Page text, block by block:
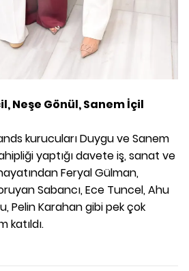
Neşe Gönül, Sanem İçil
kurucuları Duygu ve Sanem
yaptığı davete iş, sanat ve
Feryal Gülman,
Sabancı, Ece Tuncel, Ahu
Pelin Karahan gibi pek çok
katıldı.